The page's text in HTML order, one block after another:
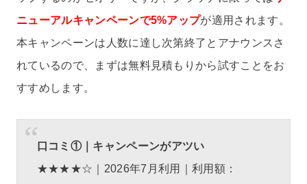
ニューアルキャンペーンで5%アップが適用されます。
本キャンペーンは人数に達し次第終了とアナウンスさ
れているので、まずは無料見積もりから試すことをお
すすめします。
口コミ①｜キャンペーンがアツい
★★★★☆｜2026年7月利用｜利用額：